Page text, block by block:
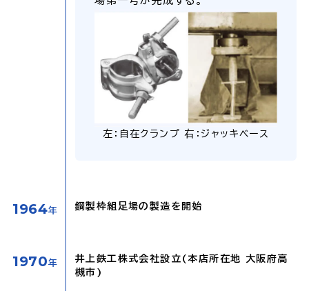
左：自在クランプ 右：ジャッキベース
1964年 鋼製枠組足場の製造を開始
1970年
井上鉄工株式会社設立(本店所在地 大阪府高
槻市)